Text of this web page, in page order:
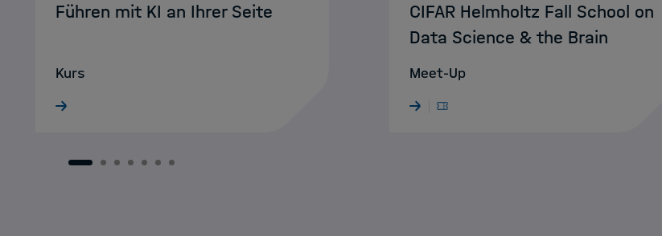
Führen mit KI an Ihrer Seite
Kurs
CIFAR Helmholtz Fall School on
Data Science & the Brain
Meet-Up
1 2 3 4 5 6 7